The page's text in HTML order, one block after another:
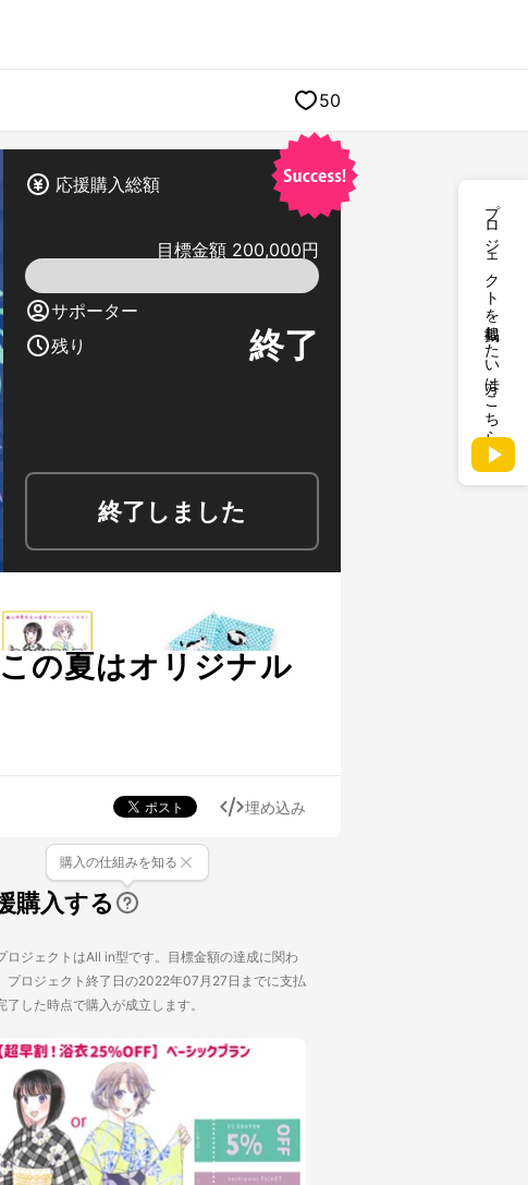
プロジェクトを掲載したい方はこちら
50
応援購入総額
目標金額 200,000円
サポーター
残り
終了
終了しました
の夏はオリジナル
埋め込み
購入する
購入の仕組みを知る
ロジェクトはAll in型です。目標金額の達成に関わ
プロジェクト終了日の2022年07月27日までに支払
了した時点で購入が成立します。